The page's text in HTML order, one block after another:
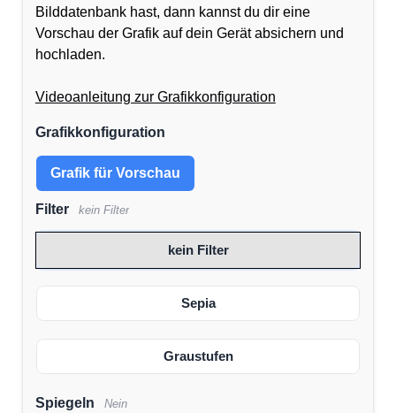
Bilddatenbank hast, dann kannst du dir eine
Vorschau der Grafik auf dein Gerät absichern und
hochladen.
Videoanleitung zur Grafikkonfiguration
Grafikkonfiguration
Grafik für Vorschau
Filter kein Filter
kein Filter
Sepia
Graustufen
Spiegeln Nein